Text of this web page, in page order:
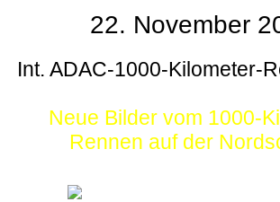
22. November
Int. ADAC-1000-Kilometer-
Neue Bilder vom 1000-
Rennen auf der